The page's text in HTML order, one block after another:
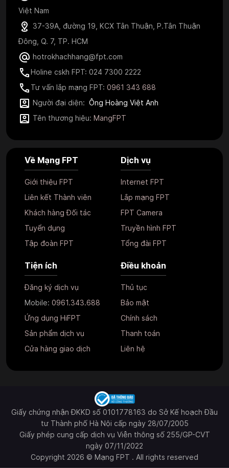
Việt Nam
37-39A, đường 19, KCX Tân Thuận, P.Tân Thuận
Đông, Q. 7, TP. HCM
hotrokhachhang@fpt.com
Holine cskh FPT: 024 7300 2222
Tư vấn lắp mạng FPT: 0961 343 688
Người đại diện: Ông Hoàng Việt Anh
Tên thương hiệu: MangFPT
Về Mạng FPT
Giới thiệu FPT
Liên kết Thành viên
Khách hàng Đối tác
Tuyển dụng
Tập đoàn FPT
Dịch vụ
Internet FPT
Lắp mạng FPT
FPT Camera
Truyền hình FPT
Tổng đài FPT
Tiện ích
Đăng ký dịch vụ
Mobile: 0961.343.688
Ứng dụng HiFPT
Sản phẩm dịch vụ
Cửa hàng giao dịch
Điều khoản
Thủ tục
Bảo mật
Chính sách
Thanh toán
Liên hệ
Giấy chứng nhận ĐKKD số 0101778163 do Sở Kế hoạch Đầu
tư Thành phố Hà Nội cấp ngày 28/07/2005
Giấy phép cung cấp dịch vụ Viễn thông số 255/GP-CVT
ngày 07/11/2022
Copyright 2026 © Mạng FPT . All rights reserved